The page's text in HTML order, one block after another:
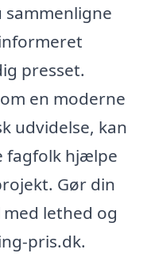
presset.
en moderne
udvidelse, kan
fagfolk hjælpe
Gør din
lethed og
pris.dk.